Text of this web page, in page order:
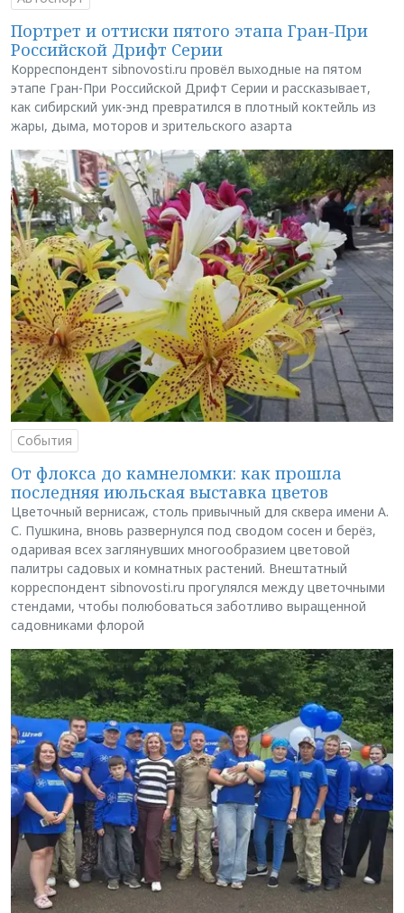
Портрет и оттиски пятого этапа Гран-При
Российской Дрифт Серии
Корреспондент sibnovosti.ru провёл выходные на пятом
этапе Гран-При Российской Дрифт Серии и рассказывает,
как сибирский уик-энд превратился в плотный коктейль из
жары, дыма, моторов и зрительского азарта
События
От флокса до камнеломки: как прошла
последняя июльская выставка цветов
Цветочный вернисаж, столь привычный для сквера имени А.
С. Пушкина, вновь развернулся под сводом сосен и берёз,
одаривая всех заглянувших многообразием цветовой
палитры садовых и комнатных растений. Внештатный
корреспондент sibnovosti.ru прогулялся между цветочными
стендами, чтобы полюбоваться заботливо выращенной
садовниками флорой